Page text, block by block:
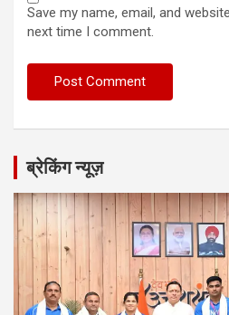
Save my name, email, and
next time I comment.
ब्रेकिंग न्यूज़